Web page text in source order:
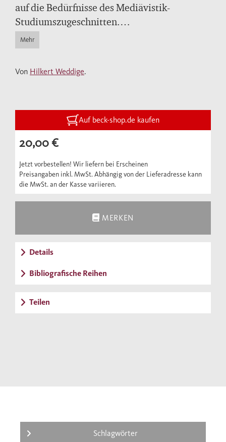
auf die Bedürfnisse des Mediävistik-
Studiumszugeschnitten.
Sie beschreibt das Mittelhochdeutsche
innerhalb der Geschichte der deutschen
Übersetzen mittelhochdeutscher Texte nötig
den aktuellen Stand der Forschung gebracht.
Mehr
Von Hilkert Weddige.
Auf beck-shop.de kaufen
20,00 €
Jetzt vorbestellen! Wir liefern bei Erscheinen
Preisangaben inkl. MwSt. Abhängig von der Lieferadresse kann
die MwSt. an der Kasse variieren.
MERKEN
Details
Bibliografische Reihen
Teilen
Schlagwörter